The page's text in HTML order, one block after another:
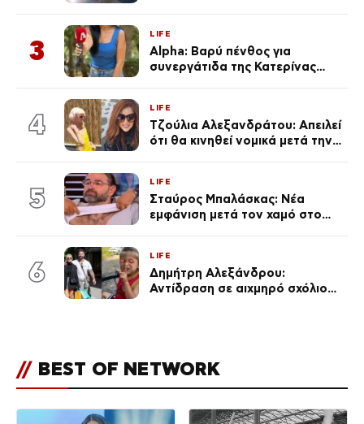
3
LIFE
Alpha: Βαρύ πένθος για
συνεργάτιδα της Κατερίνας
του Θεού»
4
LIFE
Τζούλια Αλεξανδράτου: Απειλεί
ότι θα κινηθεί νομικά μετά την
5
LIFE
Σταύρος Μπαλάσκας: Νέα
εμφάνιση μετά τον χαμό στο
6
LIFE
Δημήτρη Αλεξάνδρου:
Αντίδραση σε αιχμηρό σχόλιο
// BEST OF NETWORK